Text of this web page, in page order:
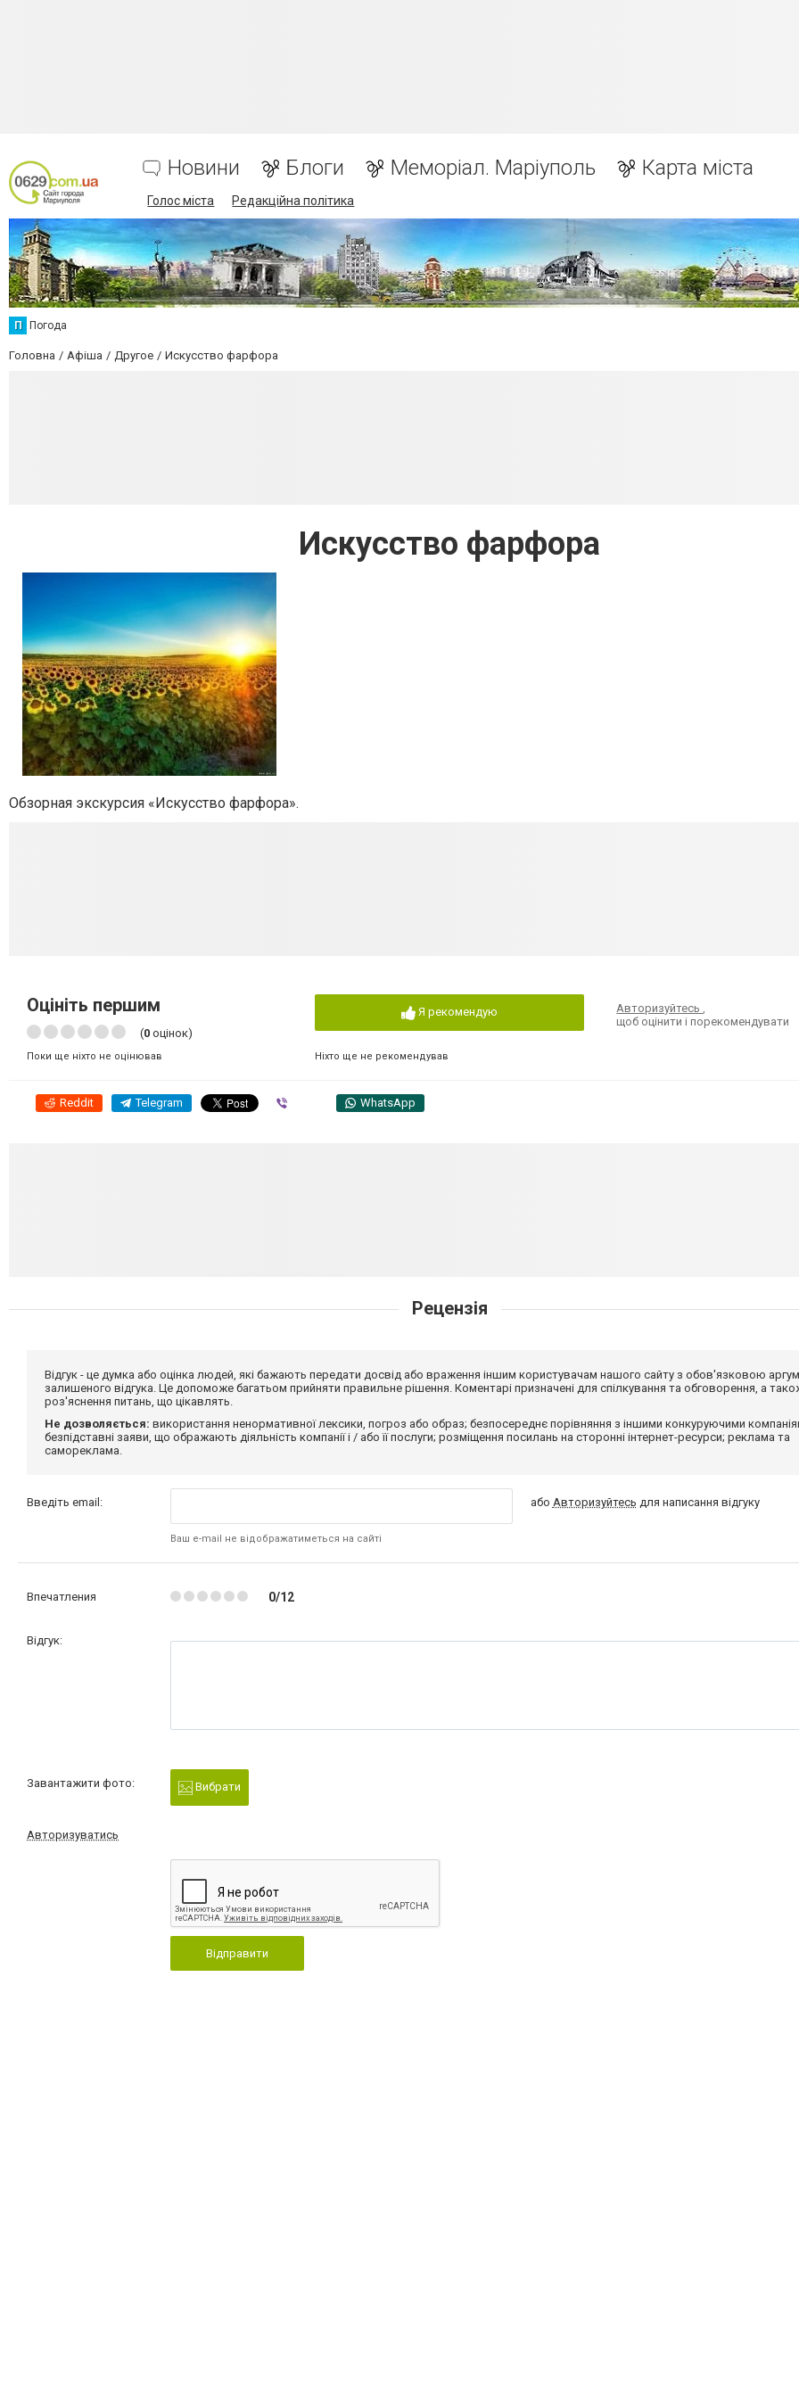
Новини Блоги Меморіал. Маріуполь Карта міста
Голос міста Редакційна політика
П Погода
Головна Афіша Другое Искусство фарфора
Искусство фарфора
Обзорная экскурсия «Искусство фарфора».
Оцініть першим
(0 оцінок)
Поки ще ніхто не оцінював
Я рекомендую
Ніхто ще не рекомендував
Авторизуйтесь,
щоб оцінити і порекомендувати
Reddit Telegram WhatsApp
Рецензія
Відгук - це думка або оцінка людей, які бажають передати досвід або враження іншим користувачам нашого сайту з обов'язковою
залишеного відгука. Це допоможе багатьом прийняти правильне рішення. Коментарі призначені для спілкування та обговорення, а
роз'яснення питань, що цікавлять.
Не дозволяється: використання ненормативної лексики, погроз або образ; безпосереднє порівняння з іншими конкуруючими
безпідставні заяви, що ображають діяльність компанії і / або її послуги; розміщення посилань на сторонні інтернет-ресурси; реклама та
самореклама.
Введіть email:
Ваш e-mail не відображатиметься на сайті
або Авторизуйтесь для написання відгуку
Впечатления 0/12
Відгук:
Завантажити фото: Вибрати
Авторизуватись
Відправити